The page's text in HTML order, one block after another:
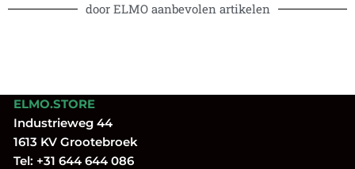
door ELMO aanbevolen artikelen
ELMO.STORE
Industrieweg 44
1613 KV Grootebroek
Tel: +31 644 644 086